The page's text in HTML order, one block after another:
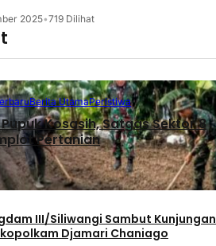
2025•719 Dilihat
Berita UtamaPeristiwa
Kosasih, Satgas Sektor 8
Pertanian
III/Siliwangi Sambut Kunjungan
Djamari Chaniago